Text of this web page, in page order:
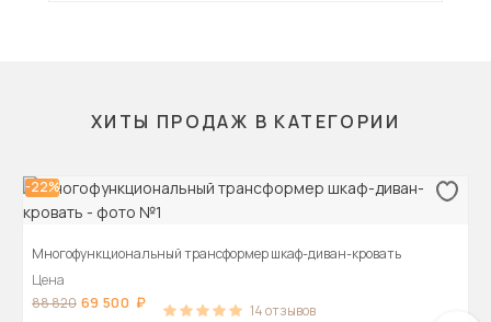
ХИТЫ ПРОДАЖ В КАТЕГОРИИ
-22%
Многофункциональный трансформер шкаф-диван-кровать
Цена
88 820 69 500 14отзывов